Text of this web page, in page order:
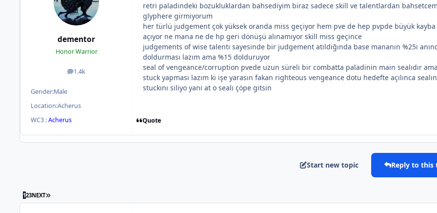
dementor
Honor Warrior
1.4k
posts
Gender:Male
Location:Acherus
WC3 :Acherus
retri paladindeki bozukluklardan bahsediyim biraz sadece skill ve talentlardan
glyphere girmiyorum
her türlü judgement çok yüksek oranda miss geçiyor hem pve de hep pvpde büyük kayba
açıyor ne mana ne de hp geri dönüşü alınamıyor skill miss geçince
judgements of wise talentı sayesinde bir judgement atıldığında base mananın %25i
doldurması lazım ama %15 dolduruyor
seal of vengeance/corruption pvede uzun süreli bir combatta paladinin main sealıdır
stuck yapması lazım ki işe yarasın fakan righteous vengeance dotu hedefte açılınca sealın
stuckını siliyo yani at o sealı çöpe gitsin
Quote
Start new topic Reply to this
123NEXT